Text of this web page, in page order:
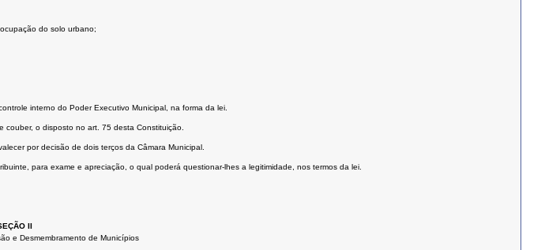
do solo urbano;
interno do Poder Executivo Municipal, na forma da lei.
o disposto no art. 75 desta Constituição.
por decisão de dois terços da Câmara Municipal.
para exame e apreciação, o qual poderá questionar-lhes a legitimidade, nos termos da lei.
II
e Desmembramento de Municípios